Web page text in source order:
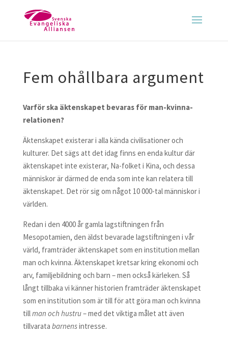
Fem ohållbara argument
Varför ska äktenskapet bevaras för man-kvinna-
relationen?
Äktenskapet existerar i alla kända civilisationer och
kulturer. Det sägs att det idag finns en enda kultur där
äktenskapet inte existerar, Na-folket i Kina, och dessa
människor är därmed de enda som inte kan relatera till
äktenskapet. Det rör sig om något 10 000-tal människor i
världen.
Redan i den 4000 år gamla lagstiftningen från
Mesopotamien, den äldst bevarade lagstiftningen i vår
värld, framträder äktenskapet som en institution mellan
man och kvinna. Äktenskapet kretsar kring ekonomi och
arv, familjebildning och barn – men också kärleken. Så
långt tillbaka vi känner historien framträder äktenskapet
som en institution som är till för att göra man och kvinna
tillman och hustru– med det viktiga målet att även
tillvarata barnensintresse.